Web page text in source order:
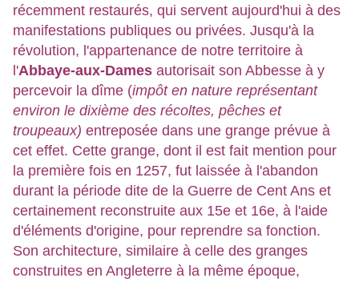
récemment restaurés, qui servent aujourd'hui à des
manifestations publiques ou privées. Jusqu'à la
révolution, l'appartenance de notre territoire à
l'Abbaye-aux-Dames autorisait son Abbesse à y
percevoir la dîme (impôt en nature représentant
environ le dixième des récoltes, pêches et
troupeaux) entreposée dans une grange prévue à
cet effet. Cette grange, dont il est fait mention pour
la première fois en 1257, fut laissée à l'abandon
durant la période dite de la Guerre de Cent Ans et
certainement reconstruite aux 15e et 16e, à l'aide
d'éléments d'origine, pour reprendre sa fonction.
Son architecture, similaire à celle des granges
construites en Angleterre à la même époque,